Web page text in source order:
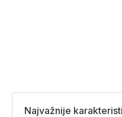
Najvažnije